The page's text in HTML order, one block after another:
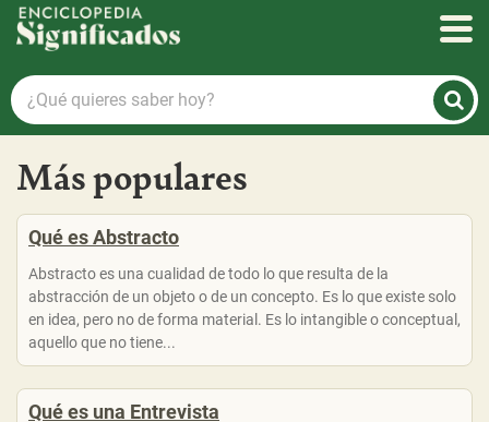
Enciclopedia Significados
¿Qué
quieres
saber
hoy?
Más populares
Qué es Abstracto
Abstracto es una cualidad de todo lo que resulta de la
abstracción de un objeto o de un concepto. Es lo que existe solo
en idea, pero no de forma material. Es lo intangible o conceptual,
aquello que no tiene...
Qué es una Entrevista